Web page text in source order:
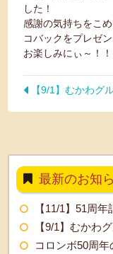
した！
感謝の気持ちをこ
コバックをプレゼ
お楽しみにぃ～！！
【9/1】むかわグ
最新のお知
【11/1】51周
【9/1】むかわ
コロンボ50周